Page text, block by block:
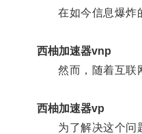
在如今信息爆炸的
西柚加速器vnp
然而，随着互联网
西柚加速器vp
为了解决这个问题